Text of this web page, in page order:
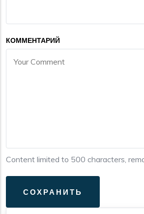
КОММЕНТАРИЙ
Content limited to 500 characters,